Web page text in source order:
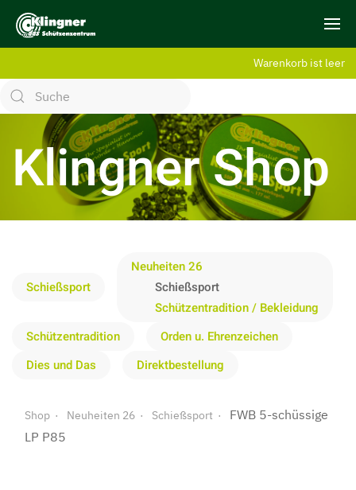
Warenkorb ist leer
Klingner Shop
Schießsport
Neuheiten 26
Schießsport
Schützentradition / Bekleidung
Schützentradition
Orden u. Ehrenzeichen
Dies und Das
Direktbestellung
Shop Neuheiten 26 Schießsport
FWB 5-schüssige
LP P85